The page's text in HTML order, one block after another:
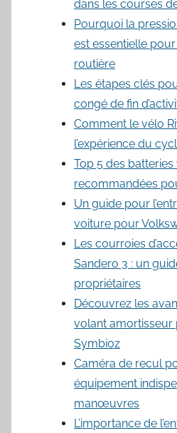
dans les courses
Pourquoi la
est essentielle
routière
Les étapes clés
congé de fin
Comment le vélo
l’expérience du
Top 5 des
recommandées
Un guide pour
voiture pour
Les courroies
Sandero 3 : un
propriétaires
Découvrez les
volant amortisseur
Symbioz
Caméra de recul
équipement
manœuvres
L’importance de